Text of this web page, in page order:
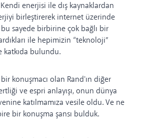
enerjisi ile dış kaynaklardan
birleştirerek internet üzerinde
sayede birbirine çok bağlı bir
ile hepimizin “teknoloji”
katkıda bulundu.
konuşmacı olan Rand'ın diğer
ve espri anlayışı, onun dünya
katılmamıza vesile oldu. Ve ne
bir konuşma şansı bulduk.